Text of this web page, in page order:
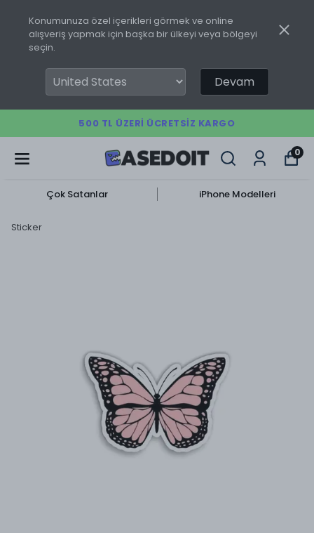
Konumunuza özel içerikleri görmek ve online
alışveriş yapmak için başka bir ülkeyi veya bölgeyi
seçin.
Devam
500 TL ÜZERI ÜCRETSIZ KARGO
0
Çok Satanlar iPhone Modelleri
Sticker